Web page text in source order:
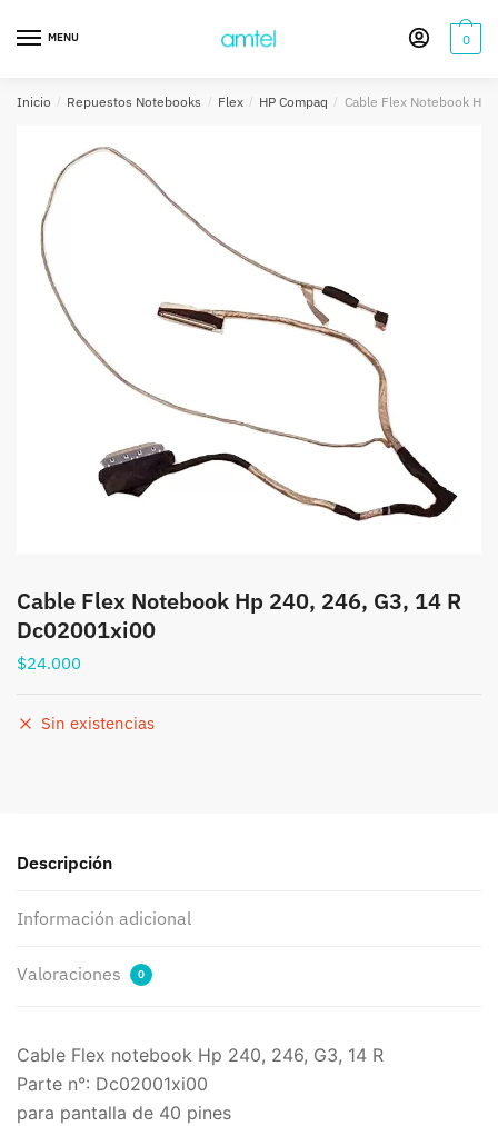
navegación
MENU 0
Inicio / Repuestos Notebooks / Flex / HP Compaq / Cable Flex Notebook Hp
Cable Flex Notebook Hp 240, 246, G3, 14 R
Dc02001xi00
$24.000
Sin existencias
Descripción
Información adicional
Valoraciones 0
Cable Flex notebook Hp 240, 246, G3, 14 R
Parte n°: Dc02001xi00
para pantalla de 40 pines